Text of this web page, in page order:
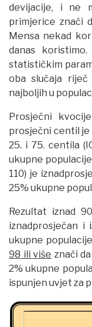
devijacije, i ne
primjerice znači
Mensa nekad
danas
statističkim
oba slučaja
najboljih u
Prosječni
prosječni centil je
25. i 75. centila
ukupne
110) je
25% ukupne
Rezultat iznad
iznadprosječan i
ukupne
98 ili više znači
2% ukupne
ispunjen uvjet za